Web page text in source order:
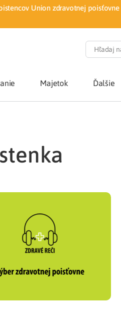
Union zdravotnej
Zmena zdravotnej
Poistenie novorodenca v
Zdravotné poistenie pre
Prečo Union
Majetok Ďalšie